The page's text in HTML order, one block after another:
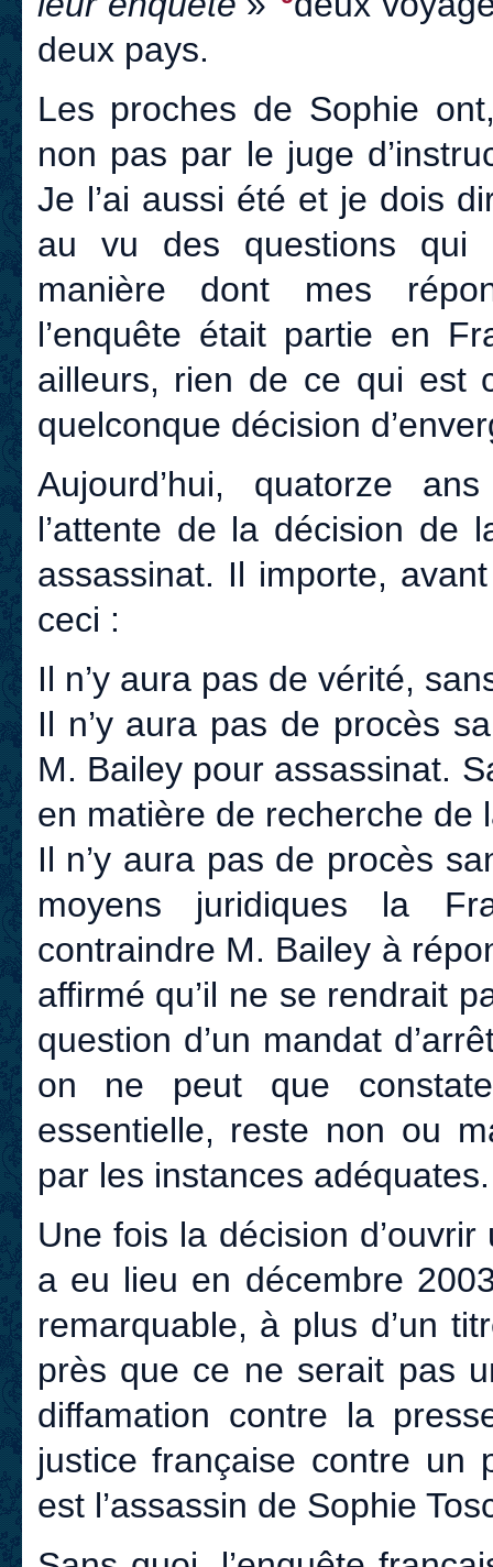
deux pays.
Les proches de Sophie
non pas par le juge
Je l’ai aussi été et je dois
au vu des questions qui
manière dont mes
l’enquête était partie en
ailleurs, rien de ce qui est
quelconque décision
Aujourd’hui, quatorze
l’attente de la décision de
assassinat. Il importe,
ceci :
Il n’y aura pas de vérité,
Il n’y aura pas de procès
M. Bailey pour assassinat.
en matière de recherche de
Il n’y aura pas de procès
moyens juridiques la
contraindre M. Bailey à
affirmé qu’il ne se rendrait
question d’un mandat
on ne peut que
essentielle, reste non ou
par les instances adéquates.
Une fois la décision
a eu lieu en décembre
remarquable, à plus d’un
près que ce ne serait pas
diffamation contre la
justice française contre un
est l’assassin de Sophie